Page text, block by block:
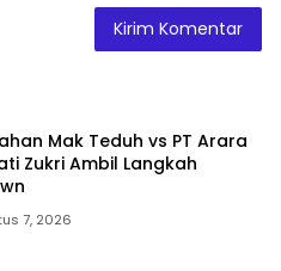
Mak Teduh vs PT Arara
Zukri Ambil Langkah
7, 2026